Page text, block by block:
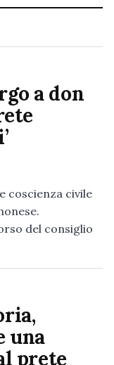
a don
coscienza civile
del consiglio
una
prete